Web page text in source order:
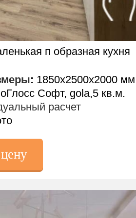
п образная кухня
: 1850х2500х2000
Софт, gola,5 кв.м.
расчет